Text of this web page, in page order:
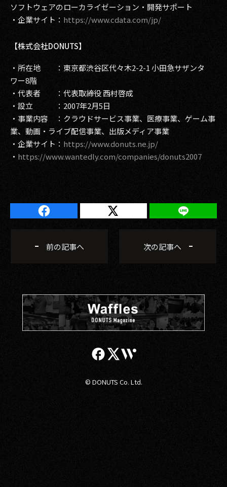
ソフトウェアのローカライゼーション・開発サポート
・企業サイト： https://www.cdata.com/jp/
【株式会社DONUTS】
・所在地 ：東京都渋谷区代々木2-2-1 小田急サザンタ
ワー8階
・代表者 ：代表取締役 西村啓成
・設立 ：2007年2月5日
・事業内容 ：クラウドサービス事業、医療事業、ゲーム事
業、動画・ライブ配信事業、出版メディア事業
・企業サイト： https://www.donuts.ne.jp/
・ https://www.wantedly.com/companies/donuts2007
前の記事へ 次の記事へ
© DONUTS Co. Ltd.